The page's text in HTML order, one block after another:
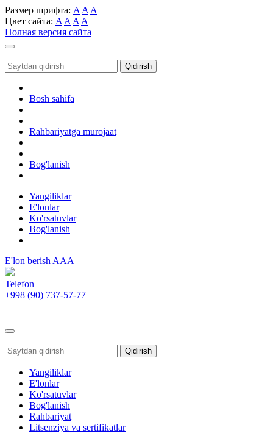
Размер шрифта: A A A
Цвет сайта: A A A A
Полная версия сайта
Toggle
navigation
Qidirish
Bosh sahifa
Rahbariyatga murojaat
Bog'lanish
Yangiliklar
E'lonlar
Ko'rsatuvlar
Bog'lanish
E'lon berish AAA
Telefon
+998 (90) 737-57-77
Toggle
navigation
Qidirish
Yangiliklar
E'lonlar
Ko'rsatuvlar
Bog'lanish
Rahbariyat
Litsenziya va sertifikatlar